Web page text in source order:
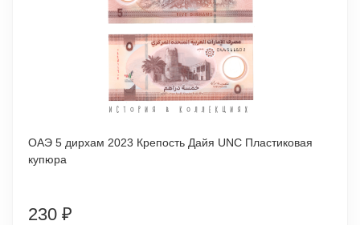
ОАЭ 5 дирхам 2023 Крепость Дайя UNC Пластиковая
купюра
230 ₽